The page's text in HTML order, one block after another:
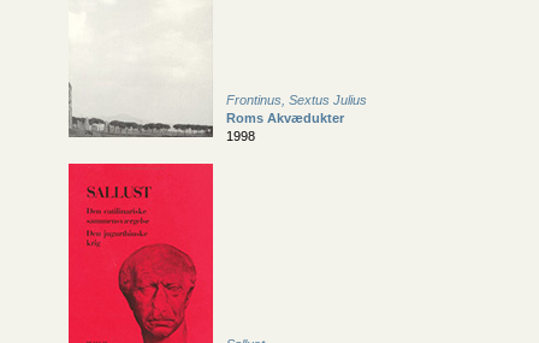
Frontinus, Sextus Julius
Roms Akvædukter
1998